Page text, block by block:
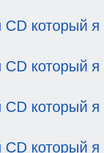
который я
который я
который я
который я